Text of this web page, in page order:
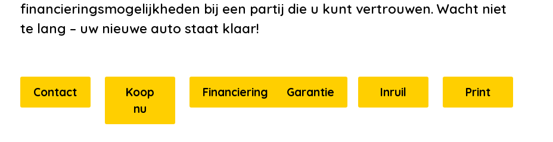
financieringsmogelijkheden bij een partij die u kunt vertrouwen. Wacht niet
te lang – uw nieuwe auto staat klaar!
Contact
Koop
nu
Financiering Garantie Inruil Print